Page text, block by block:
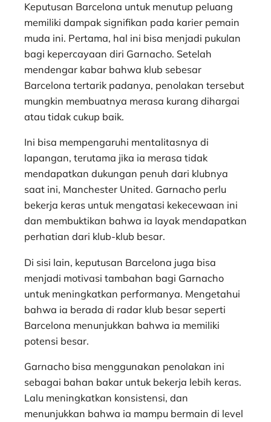
Keputusan Barcelona untuk menutup peluang
memiliki dampak signifikan pada karier pemain
muda ini. Pertama, hal ini bisa menjadi pukulan
bagi kepercayaan diri Garnacho. Setelah
mendengar kabar bahwa klub sebesar
Barcelona tertarik padanya, penolakan tersebut
mungkin membuatnya merasa kurang dihargai
atau tidak cukup baik.
Ini bisa mempengaruhi mentalitasnya di
lapangan, terutama jika ia merasa tidak
mendapatkan dukungan penuh dari klubnya
saat ini, Manchester United. Garnacho perlu
bekerja keras untuk mengatasi kekecewaan ini
dan membuktikan bahwa ia layak mendapatkan
perhatian dari klub-klub besar.
Di sisi lain, keputusan Barcelona juga bisa
menjadi motivasi tambahan bagi Garnacho
untuk meningkatkan performanya. Mengetahui
bahwa ia berada di radar klub besar seperti
Barcelona menunjukkan bahwa ia memiliki
potensi besar.
Garnacho bisa menggunakan penolakan ini
sebagai bahan bakar untuk bekerja lebih keras.
Lalu meningkatkan konsistensi, dan
menunjukkan bahwa ia mampu bermain di level